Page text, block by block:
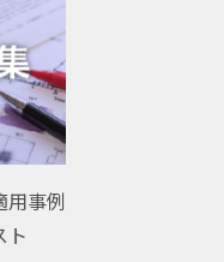
用事例
ト